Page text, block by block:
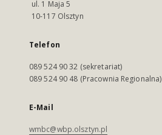
ul. 1 Maja 5
10-117 Olsztyn
Telefon
089 524 90 32 (sekretariat)
089 524 90 48 (Pracownia Regionalna)
E-Mail
wmbc@wbp.olsztyn.pl